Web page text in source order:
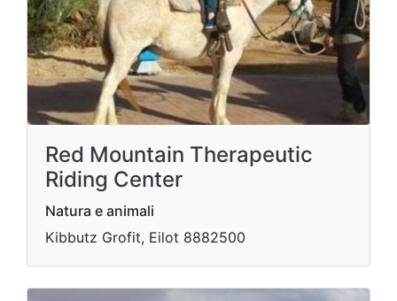
Red Mountain Therapeutic
Riding Center
Natura e animali
Kibbutz Grofit, Eilot 8882500